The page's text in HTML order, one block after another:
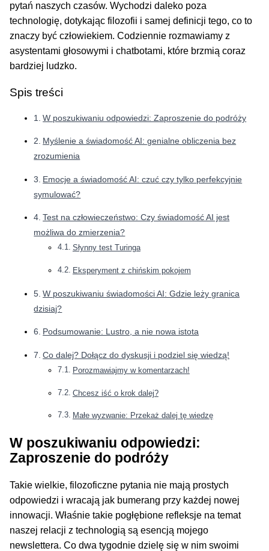
pytań naszych czasów. Wychodzi daleko poza
technologię, dotykając filozofii i samej definicji tego, co to
znaczy być człowiekiem. Codziennie rozmawiamy z
asystentami głosowymi i chatbotami, które brzmią coraz
bardziej ludzko.
Spis treści
W poszukiwaniu odpowiedzi: Zaproszenie do podróży
Myślenie a świadomość AI: genialne obliczenia bez
zrozumienia
Emocje a świadomość AI: czuć czy tylko perfekcyjnie
symulować?
Test na człowieczeństwo: Czy świadomość AI jest
możliwa do zmierzenia?
Słynny test Turinga
Eksperyment z chińskim pokojem
W poszukiwaniu świadomości AI: Gdzie leży granica
dzisiaj?
Podsumowanie: Lustro, a nie nowa istota
Co dalej? Dołącz do dyskusji i podziel się wiedzą!
Porozmawiajmy w komentarzach!
Chcesz iść o krok dalej?
Małe wyzwanie: Przekaż dalej tę wiedzę
W poszukiwaniu odpowiedzi:
Zaproszenie do podróży
Takie wielkie, filozoficzne pytania nie mają prostych
odpowiedzi i wracają jak bumerang przy każdej nowej
innowacji. Właśnie takie pogłębione refleksje na temat
naszej relacji z technologią są esencją mojego
newslettera. Co dwa tygodnie dzielę się w nim swoimi